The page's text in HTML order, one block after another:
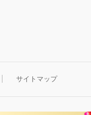
サイトマップ